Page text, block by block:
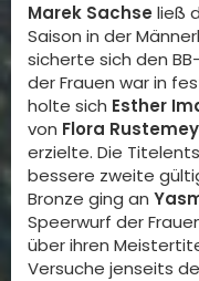
Marek Sachseließ
Saison in der
sicherte sich den
der Frauen war in
holte sich Esther
von Flora
erzielte. Die
bessere zweite
Bronze ging an
Speerwurf der
über ihren
Versuche jenseits